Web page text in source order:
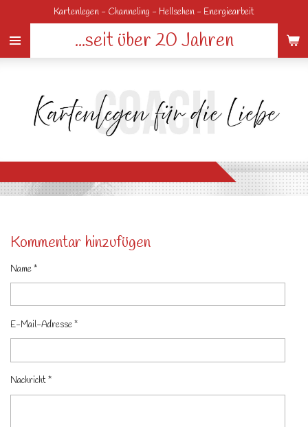
springen
...seit über 20 Jahren
Kartenlegen - Channeling - Hellsehen - Energiearbeit
Kommentar hinzufügen
Name *
E-Mail-Adresse *
Nachricht *